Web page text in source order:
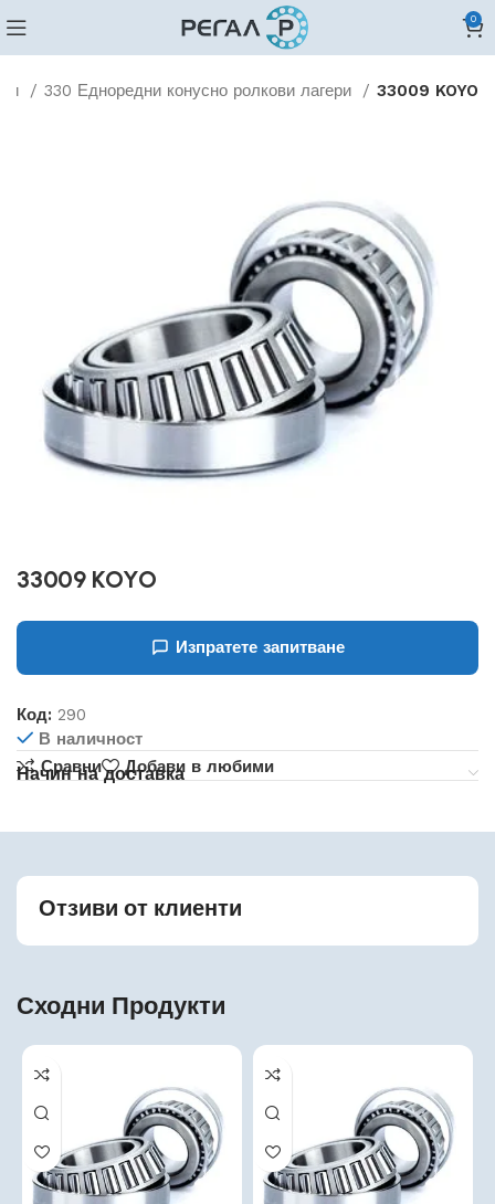
0
330 Едноредни конусно ролкови лагери 33009 KOYO
33009 KOYO
Изпратете запитване
Код:290
В наличност
Сравни
Добави в любими
Начин на доставка
Отзиви от клиенти
Сходни Продукти